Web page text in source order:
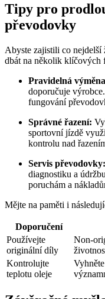
Tipy pro
převodovky
Abyste zajistili co
dbát na několik klíčových
Pravidelná
doporučuje
fungování
Správné řazení:
sportovní jízdě
kontrolu nad
Servis převodovky:
diagnostiku a
poruchám a
Mějte na paměti i
Doporučení
Používejte
originální díly
Non-
Kontrolujte
teplotu oleje